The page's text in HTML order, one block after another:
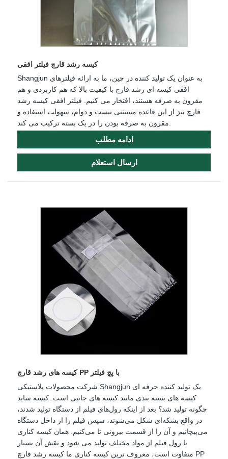
کیسه رشد قارچ فیلتر افقی
Shangjun به عنوان یک تولید کننده در چین، ما به ارائه فیلترهای
افقی کیسه ای رشد قارچ با کیفیت بالا که هم کاربردی و هم
مقرون به صرفه هستند، افتخار می کنیم. فیلتر افقی کیسه رشد
قارچ نیز از این قاعده مستثنی نیست و دوام، سهولت استفاده و
مقرون به صرفه بودن را در یک بسته ترکیب می کند.
ادامه مطلب
ارسال استعلام
کیسه های رشد قارچ PP با پچ فیلتر
شرکت محصولات پلاستیکی Shangjun یک تولید کننده حرفه ای
کیسه های بسته بندی مانند کیسه های جانبی است. کیسه ساید
چگونه تولید شد؟ بعد از اینکه رول‌های فیلم از دستگاه تولید شدند،
در واقع بشکه‌ای شکل می‌شوند، سپس فیلم را از داخل دستگاه
می‌پیچانیم و آن را از قسمت بیرونی تا می‌کنیم. همان کیسه کناری
با رول فیلم از مواد مختلف تولید می شود و نقش آن بسیار
متفاوت است، معروف ترین کیسه کناری ما کیسه رشد قارچ PP